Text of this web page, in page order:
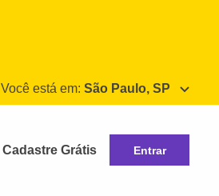
Você está em: São Paulo, SP
Cadastre Grátis Entrar